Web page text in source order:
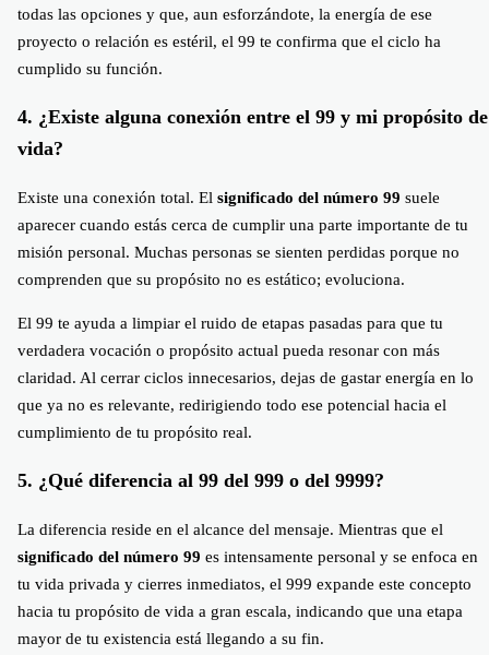
todas las opciones y que, aun esforzándote, la energía de ese
proyecto o relación es estéril, el 99 te confirma que el ciclo ha
cumplido su función.
4. ¿Existe alguna conexión entre el 99 y mi propósito de
vida?
Existe una conexión total. El significado del número 99 suele
aparecer cuando estás cerca de cumplir una parte importante de tu
misión personal. Muchas personas se sienten perdidas porque no
comprenden que su propósito no es estático; evoluciona.
El 99 te ayuda a limpiar el ruido de etapas pasadas para que tu
verdadera vocación o propósito actual pueda resonar con más
claridad. Al cerrar ciclos innecesarios, dejas de gastar energía en lo
que ya no es relevante, redirigiendo todo ese potencial hacia el
cumplimiento de tu propósito real.
5. ¿Qué diferencia al 99 del 999 o del 9999?
La diferencia reside en el alcance del mensaje. Mientras que el
significado del número 99 es intensamente personal y se enfoca en
tu vida privada y cierres inmediatos, el 999 expande este concepto
hacia tu propósito de vida a gran escala, indicando que una etapa
mayor de tu existencia está llegando a su fin.